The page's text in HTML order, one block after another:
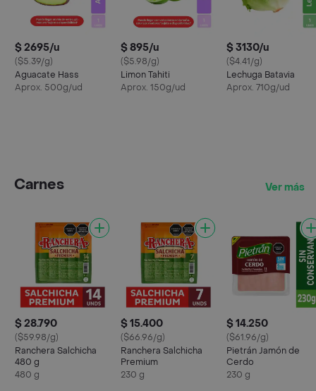
$ 2695/u
($5.39/g)
Aguacate Hass
Aprox. 500g/ud
$ 895/u
($5.98/g)
Limon Tahiti
Aprox. 150g/ud
$ 3130/u
($4.41/g)
Lechuga Batavia
Aprox. 710g/ud
Carnes Ver más
$ 28.790
($59.98/g)
Ranchera Salchicha
480 g
480 g
$ 15.400
($66.96/g)
Ranchera Salchicha
Premium
230 g
$ 14.250
($61.96/g)
Pietrán Jamón de
Cerdo
230 g